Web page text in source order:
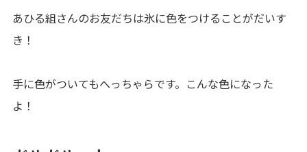
あひる組さんのお友だちは氷に色をつけることがだいす
き！
手に色がついてもへっちゃらです。こんな色になった
よ！